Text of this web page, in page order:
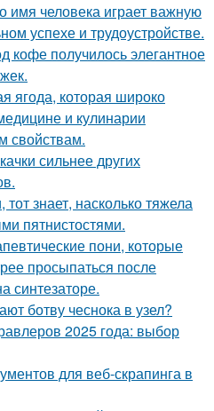
имя человека играет важную
успехе и трудоустройстве.
кофе получилось элегантное
ягода, которая широко
и кулинарии
свойствам.
сильнее других
знает, насколько тяжела
пятнистостями.
пони, которые
просыпаться после
синтезаторе.
ботву чеснока в узел?
2025 года: выбор
для веб-скрапинга в